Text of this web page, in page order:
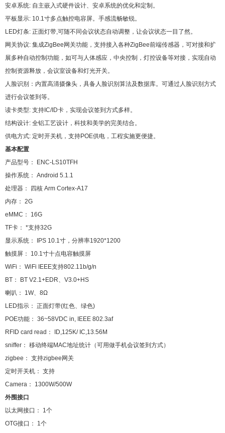
安卓系统: 自主嵌入式硬件设计、安卓系统的优化和定制。
平板显示: 10.1寸多点触控电容屏。手感流畅敏锐。
LED灯条: 正面灯带,可随不同会议状态自动调整，让会议状态一目了然。
网关协议: 集成ZigBee网关功能，支持接入各种ZigBee前端传感器，可对接和扩
展多种自动控制功能，如可与人体感应，中央控制，灯控设备等对接，实现自动
控制资源释放，会议室设备和灯光开关。
人脸识别：内置高清摄像头，具备人脸识别算法及数据库。可通过人脸识别方式
进行会议签到等。
读卡类型: 支持IC/ID卡，实现会议签到方式多样。
结构设计: 全铝工艺设计，科技和美学的完美结合。
供电方式: 定时开关机，支持POE供电，工程实施更便捷。
基本配置
产品型号： ENC-LS10TFH
操作系统： Android 5.1.1
处理器： 四核 Arm Cortex-A17
内存： 2G
eMMC： 16G
TF卡： *支持32G
显示系统： IPS 10.1寸，分辨率1920*1200
触摸屏： 10.1寸十点电容触摸屏
WiFi： WiFi IEEE支持802.11b/g/n
BT： BT V2.1+EDR、V3.0+HS
喇叭： 1W、8Ω
LED指示： 正面灯带(红色、绿色)
POE功能： 36~58VDC in, IEEE 802.3af
RFID card read： ID,125K/ IC,13.56M
sniffer： 移动终端MAC地址统计（可用做手机会议签到方式）
zigbee： 支持zigbee网关
定时开关机： 支持
Camera： 1300W/500W
外围接口
以太网接口： 1个
OTG接口： 1个